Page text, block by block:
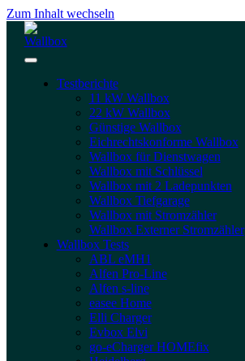
Zum Inhalt wechseln
Testberichte
11 kW Wallbox
22 kW Wallbox
Günstige Wallbox
Eichrechtskonforme Wallbox
Wallbox für Dienstwagen
Wallbox mit Schlüssel
Wallbox mit 2 Ladepunkten
Wallbox Tiefgarage
Wallbox mit Stromzähler
Wallbox Externer Stromzähler
Wallbox Tests
ABL eMH1
Alfen Pro-Line
Alfen s-line
easee Home
Elli Charger
Evbox Elvi
go-eCharger HOMEfix